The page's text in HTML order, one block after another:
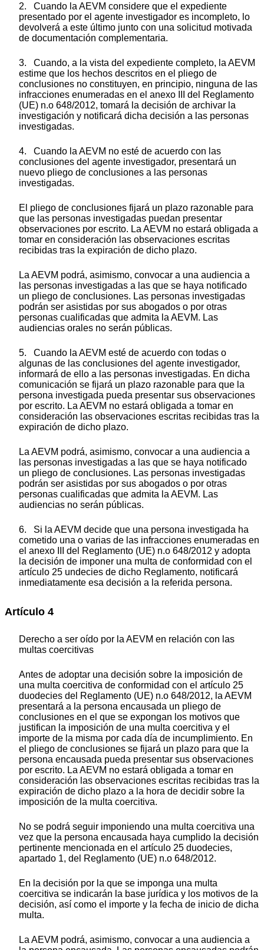
2. Cuando la AEVM considere que el expediente
presentado por el agente investigador es incompleto, lo
devolverá a este último junto con una solicitud motivada
de documentación complementaria.
3. Cuando, a la vista del expediente completo, la AEVM
estime que los hechos descritos en el pliego de
conclusiones no constituyen, en principio, ninguna de las
infracciones enumeradas en el anexo III del Reglamento
(UE) n.o 648/2012, tomará la decisión de archivar la
investigación y notificará dicha decisión a las personas
investigadas.
4. Cuando la AEVM no esté de acuerdo con las
conclusiones del agente investigador, presentará un
nuevo pliego de conclusiones a las personas
investigadas.
El pliego de conclusiones fijará un plazo razonable para
que las personas investigadas puedan presentar
observaciones por escrito. La AEVM no estará obligada a
tomar en consideración las observaciones escritas
recibidas tras la expiración de dicho plazo.
La AEVM podrá, asimismo, convocar a una audiencia a
las personas investigadas a las que se haya notificado
un pliego de conclusiones. Las personas investigadas
podrán ser asistidas por sus abogados o por otras
personas cualificadas que admita la AEVM. Las
audiencias orales no serán públicas.
5. Cuando la AEVM esté de acuerdo con todas o
algunas de las conclusiones del agente investigador,
informará de ello a las personas investigadas. En dicha
comunicación se fijará un plazo razonable para que la
persona investigada pueda presentar sus observaciones
por escrito. La AEVM no estará obligada a tomar en
consideración las observaciones escritas recibidas tras la
expiración de dicho plazo.
La AEVM podrá, asimismo, convocar a una audiencia a
las personas investigadas a las que se haya notificado
un pliego de conclusiones. Las personas investigadas
podrán ser asistidas por sus abogados o por otras
personas cualificadas que admita la AEVM. Las
audiencias no serán públicas.
6. Si la AEVM decide que una persona investigada ha
cometido una o varias de las infracciones enumeradas en
el anexo III del Reglamento (UE) n.o 648/2012 y adopta
la decisión de imponer una multa de conformidad con el
artículo 25 undecies de dicho Reglamento, notificará
inmediatamente esa decisión a la referida persona.
Artículo 4
Derecho a ser oído por la AEVM en relación con las
multas coercitivas
Antes de adoptar una decisión sobre la imposición de
una multa coercitiva de conformidad con el artículo 25
duodecies del Reglamento (UE) n.o 648/2012, la AEVM
presentará a la persona encausada un pliego de
conclusiones en el que se expongan los motivos que
justifican la imposición de una multa coercitiva y el
importe de la misma por cada día de incumplimiento. En
el pliego de conclusiones se fijará un plazo para que la
persona encausada pueda presentar sus observaciones
por escrito. La AEVM no estará obligada a tomar en
consideración las observaciones escritas recibidas tras la
expiración de dicho plazo a la hora de decidir sobre la
imposición de la multa coercitiva.
No se podrá seguir imponiendo una multa coercitiva una
vez que la persona encausada haya cumplido la decisión
pertinente mencionada en el artículo 25 duodecies,
apartado 1, del Reglamento (UE) n.o 648/2012.
En la decisión por la que se imponga una multa
coercitiva se indicarán la base jurídica y los motivos de la
decisión, así como el importe y la fecha de inicio de dicha
multa.
La AEVM podrá, asimismo, convocar a una audiencia a